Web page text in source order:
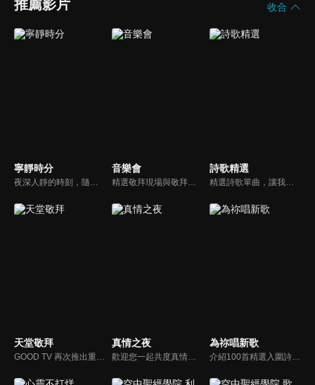
推薦影片 收合
寧靜時分 音樂會
精選敬拜現場與敬拜者真實的分享，讓我們一起向神獻上最美的祭。
詩歌精選
精選詩歌單曲，讓我們獻上全心全人的敬拜。
天堂敬拜
GOOD TV 再次推出重量級音樂節目《天堂敬拜》，匯集當代知名音樂人，在敬拜水流中引領觀眾經歷神的同在。期盼觀眾收看時，神的同在降臨、聖靈充滿；透過音樂成為橋樑，讓神同在的氛圍，吸引非基督徒渴望認識神，得著救恩。
真情之夜
歡迎您一起共度真情之夜，透過見證、詩歌讓我們一同進入在這個城市裡，許許多多的真情故事、真情人生。
為祢唱新歌
介紹100首精選入圍詩歌及創作新秀；以及資深詩歌創作人及知名基督徒藝人，如巫啟賢、張芸京、TANK、盛曉玫等。分享他們的創作故事，或感動他們的一首詩歌。一起唱新歌，來為主打歌。